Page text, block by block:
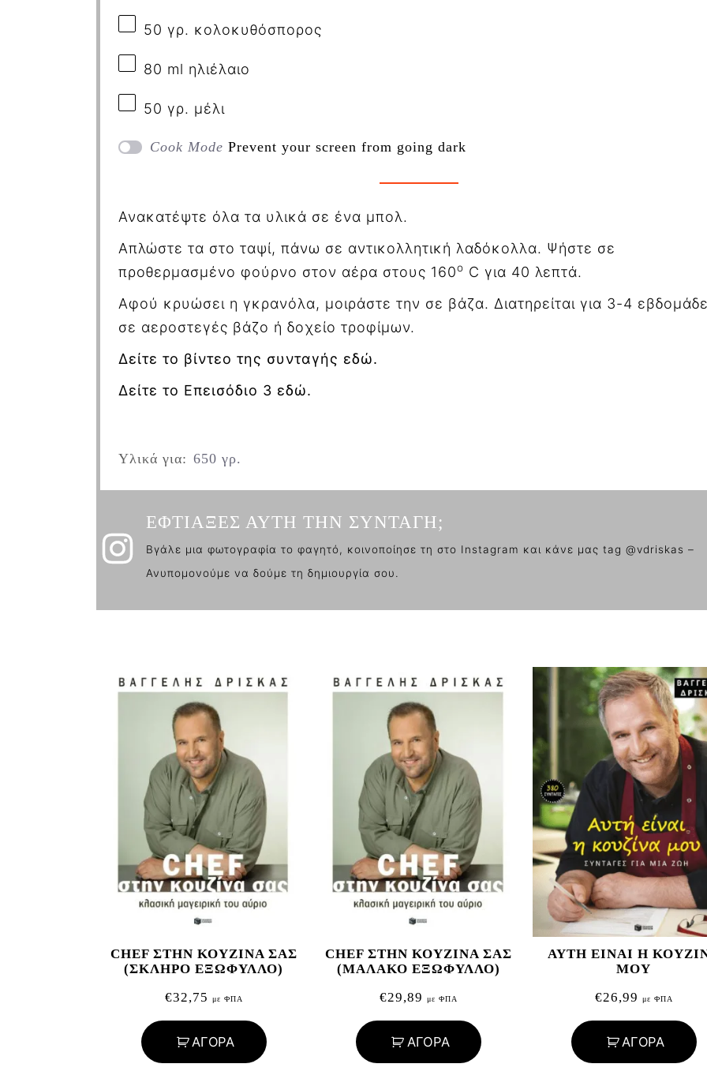
50 γρ. κολοκυθόσπορος
80 ml ηλιέλαιο
50 γρ. μέλι
Cook Mode Prevent your screen from going dark
Ανακατέψτε όλα τα υλικά σε ένα μπολ.
Απλώστε τα στο ταψί, πάνω σε αντικολλητική λαδόκολλα. Ψήστε σε
προθερμασμένο φούρνο στον αέρα στους 160ο C για 40 λεπτά.
Αφού κρυώσει η γκρανόλα, μοιράστε την σε βάζα. Διατηρείται για 3-4
σε αεροστεγές βάζο ή δοχείο τροφίμων.
Δείτε το βίντεο της συνταγής εδώ.
Δείτε το Επεισόδιο 3 εδώ.
Υλικά για: 650 γρ.
ΕΦΤΙΑΞΕΣ ΑΥΤΗ ΤΗΝ ΣΥΝΤΑΓΗ;
Βγάλε μια φωτογραφία το φαγητό, κοινοποίησε τη στο Instagram και κάνε μας tag @vdriskas –
Ανυπομονούμε να δούμε τη δημιουργία σου.
CHEF ΣΤΗΝ ΚΟΥΖΙΝΑ ΣΑΣ
(ΣΚΛΗΡΟ ΕΞΩΦΥΛΛΟ)
€32,75 με ΦΠΑ
ΑΓΟΡΑ
CHEF ΣΤΗΝ ΚΟΥΖΙΝΑ ΣΑΣ
(ΜΑΛΑΚΟ ΕΞΩΦΥΛΛΟ)
€29,89 με ΦΠΑ
ΑΓΟΡΑ
ΑΥΤΗ ΕΙΝΑΙ Η
ΜΟΥ
€26,99 με ΦΠΑ
ΑΓΟΡΑ